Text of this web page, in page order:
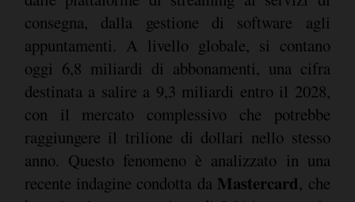
consegna, dalla gestione di software agli
appuntamenti. A livello globale, si contano
oggi 6,8 miliardi di abbonamenti, una cifra
destinata a salire a 9,3 miliardi entro il 2028,
con il mercato complessivo che potrebbe
raggiungere il trilione di dollari nello stesso
anno. Questo fenomeno è analizzato in una
recente indagine condotta da Mastercard, che